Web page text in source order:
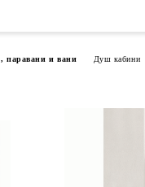
паравани и вани Душ кабини